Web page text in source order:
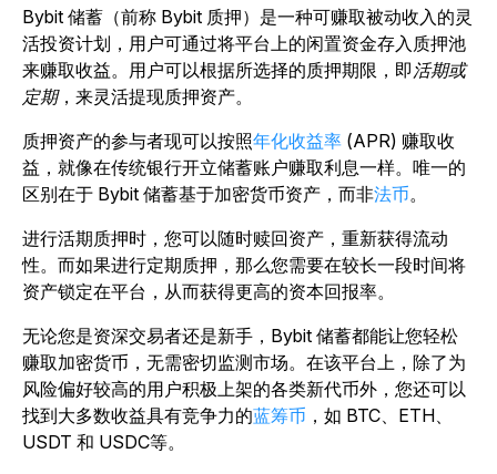
Bybit 储蓄（前称 Bybit 质押）是一种可赚取被动收入的灵
活投资计划，用户可通过将平台上的闲置资金存入质押池
来赚取收益。用户可以根据所选择的质押期限，即活期或
定期，来灵活提现质押资产。
质押资产的参与者现可以按照年化收益率 (APR) 赚取收
益，就像在传统银行开立储蓄账户赚取利息一样。唯一的
区别在于 Bybit 储蓄基于加密货币资产，而非法币。
进行活期质押时，您可以随时赎回资产，重新获得流动
性。而如果进行定期质押，那么您需要在较长一段时间将
资产锁定在平台，从而获得更高的资本回报率。
无论您是资深交易者还是新手，Bybit 储蓄都能让您轻松
赚取加密货币，无需密切监测市场。在该平台上，除了为
风险偏好较高的用户积极上架的各类新代币外，您还可以
找到大多数收益具有竞争力的蓝筹币 ，如 BTC、ETH、
USDT 和 USDC等。